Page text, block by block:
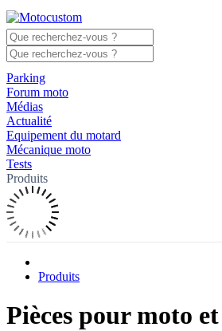
Parking
Forum moto
Médias
Actualité
Equipement du motard
Mécanique moto
Tests
Produits
Produits
Pièces pour moto